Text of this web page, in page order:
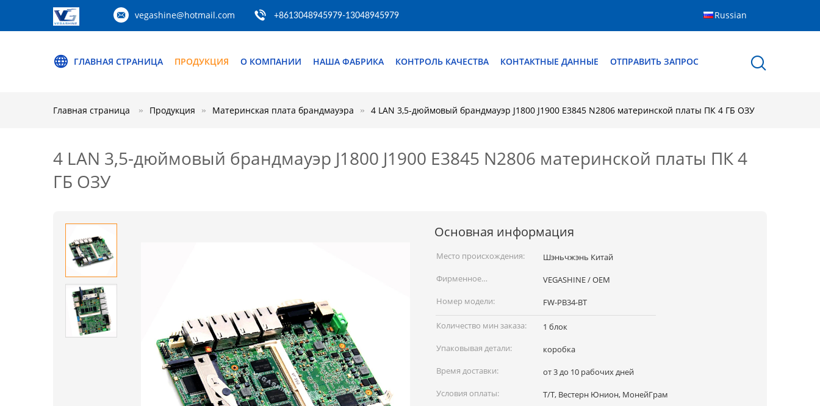
vegashine@hotmail.com +8613048945979-13048945979 Russian
ГЛАВНАЯ СТРАНИЦА ПРОДУКЦИЯ О КОМПАНИИ НАША ФАБРИКА КОНТРОЛЬ КАЧЕСТВА КОНТАКТНЫЕ ДАННЫЕ ОТПРАВИТЬ ЗАПРОС
Главная страница Продукция Материнская плата брандмауэра 4 LAN 3,5-дюймовый брандмауэр J1800 J1900 E3845 N2806 материнской платы ПК 4 ГБ ОЗУ
4 LAN 3,5-дюймовый брандмауэр J1800 J1900 E3845 N2806 материнской платы ПК 4
ГБ ОЗУ
Основная информация
Место происхождения:
Шэньчжэнь Китай
Фирменное
наименование:
VEGASHINE / OEM
Номер модели:
FW-PB34-BT
Количество мин заказа:
1 блок
Упаковывая детали:
коробка
Время доставки:
от 3 до 10 рабочих дней
Условия оплаты:
Т/Т, Вестерн Юнион, МонейГрам